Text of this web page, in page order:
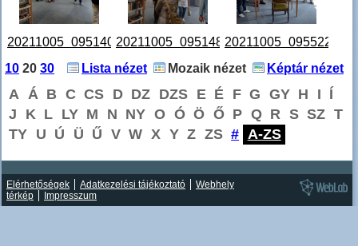
20211005_095140.jpg20211005_095148.jpg20211005_095522.jpg
10 20 30 Lista nézet Mozaik nézet Képtár nézet
A Á B C CS D DZ DZS E É F G GY H I Í
J
K L LY M N NY O Ó Ö Ő P Q R S SZ T
TY U Ú Ü Ű V W X Y Z ZS # A-ZS
Elérhetőségek Adatkezelési tájékoztató
Webhely
térkép
Impresszum